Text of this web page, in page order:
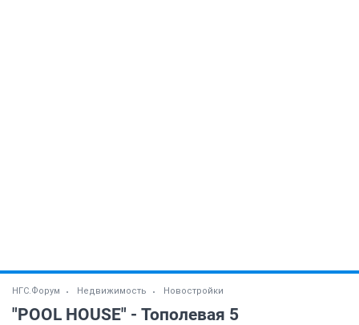
НГС.Форум Недвижимость Новостройки
"POOL HOUSE" - Тополевая 5